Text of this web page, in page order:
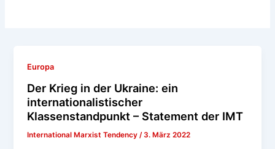
Europa
Der Krieg in der Ukraine: ein
internationalistischer
Klassenstandpunkt – Statement der IMT
International Marxist Tendency/3. März 2022